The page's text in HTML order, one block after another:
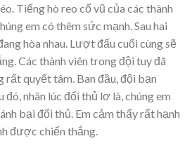
Tiếng hò reo cổ vũ của các thành
em có thêm sức mạnh. Sau hai
hòa nhau. Lượt đấu cuối cùng sẽ
Các thành viên trong đội tuy đã
rất quyết tâm. Ban đầu, đội bạn
nhân lúc đối thủ lơ là, chúng em
bại đối thủ. Em cảm thấy rất hạnh
được chiến thắng.